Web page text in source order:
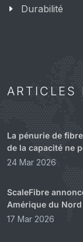
Durabilité
ARTICLES
La pénurie de
de la capacité ne
24 Mar 2026
ScaleFibre
Amérique du Nord
17 Mar 2026